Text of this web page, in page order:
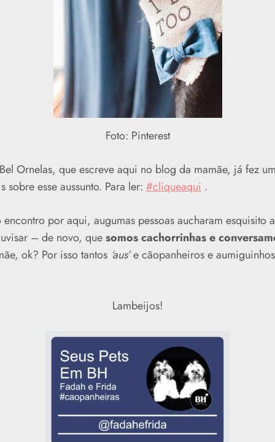
Foto: Pinterest
Ornelas, que escreve aqui no blog da mamãe, já fez
esse aussunto. Para ler: #cliqueaqui .
por aqui, augumas pessoas aucharam esquisito a
– de novo, quesomos cachorrinhas e
ok? Por isso tantos ‘aus’e cãopanheiros e
Lambeijos!